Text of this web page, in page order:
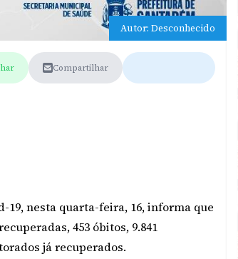
Autor: Desconhecido
Compartilhar
nesta quarta-feira, 16, informa que
453 óbitos, 9.841
já recuperados.